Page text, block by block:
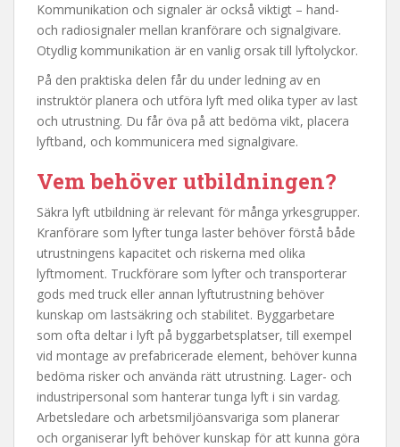
Kommunikation och signaler är också viktigt – hand-
och radiosignaler mellan kranförare och signalgivare.
Otydlig kommunikation är en vanlig orsak till lyftolyckor.
På den praktiska delen får du under ledning av en
instruktör planera och utföra lyft med olika typer av last
och utrustning. Du får öva på att bedöma vikt, placera
lyftband, och kommunicera med signalgivare.
Vem behöver utbildningen?
Säkra lyft utbildning är relevant för många yrkesgrupper.
Kranförare som lyfter tunga laster behöver förstå både
utrustningens kapacitet och riskerna med olika
lyftmoment. Truckförare som lyfter och transporterar
gods med truck eller annan lyftutrustning behöver
kunskap om lastsäkring och stabilitet. Byggarbetare
som ofta deltar i lyft på byggarbetsplatser, till exempel
vid montage av prefabricerade element, behöver kunna
bedöma risker och använda rätt utrustning. Lager- och
industripersonal som hanterar tunga lyft i sin vardag.
Arbetsledare och arbetsmiljöansvariga som planerar
och organiserar lyft behöver kunskap för att kunna göra